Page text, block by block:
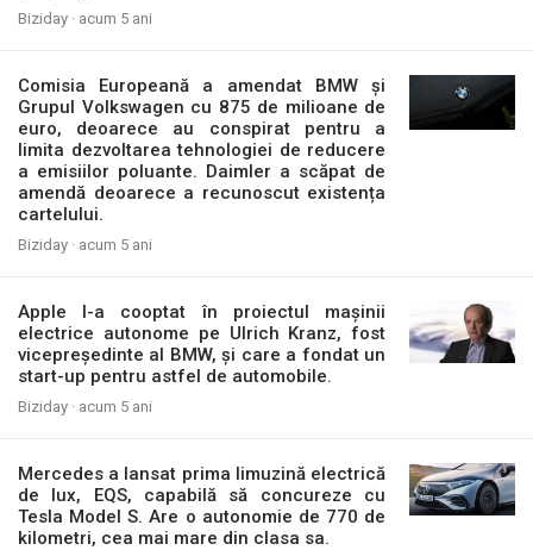
Biziday · acum 5 ani
Comisia Europeană a amendat BMW și
Grupul Volkswagen cu 875 de milioane de
euro, deoarece au conspirat pentru a
limita dezvoltarea tehnologiei de reducere
a emisiilor poluante. Daimler a scăpat de
amendă deoarece a recunoscut existența
cartelului.
Biziday · acum 5 ani
Apple l-a cooptat în proiectul mașinii
electrice autonome pe Ulrich Kranz, fost
vicepreședinte al BMW, și care a fondat un
start-up pentru astfel de automobile.
Biziday · acum 5 ani
Mercedes a lansat prima limuzină electrică
de lux, EQS, capabilă să concureze cu
Tesla Model S. Are o autonomie de 770 de
kilometri, cea mai mare din clasa sa.